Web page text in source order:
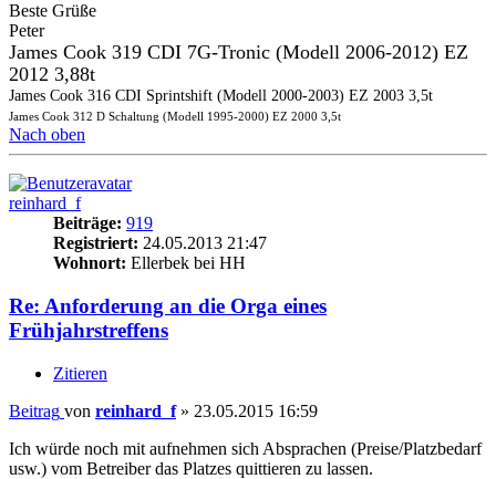
Beste Grüße
Peter
James Cook 319 CDI 7G-Tronic (Modell 2006-2012) EZ
2012 3,88t
James Cook 316 CDI Sprintshift (Modell 2000-2003) EZ 2003 3,5t
James Cook 312 D Schaltung (Modell 1995-2000) EZ 2000 3,5t
Nach oben
reinhard_f
Beiträge: 919
Registriert: 24.05.2013 21:47
Wohnort: Ellerbek bei HH
Re: Anforderung an die Orga eines
Frühjahrstreffens
Zitieren
Beitrag von reinhard_f» 23.05.2015 16:59
Ich würde noch mit aufnehmen sich Absprachen (Preise/Platzbedarf
usw.) vom Betreiber das Platzes quittieren zu lassen.